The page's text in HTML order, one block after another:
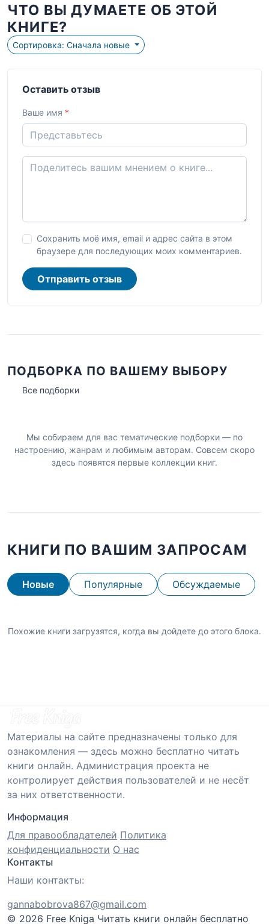
ЧТО ВЫ ДУМАЕТЕ ОБ ЭТОЙ
КНИГЕ?
Сортировка: Сначала новые
Оставить отзыв
Ваше имя *
Сохранить моё имя, email и адрес сайта в этом
браузере для последующих моих комментариев.
Отправить отзыв
ПОДБОРКА ПО ВАШЕМУ ВЫБОРУ
Все подборки
Мы собираем для вас тематические подборки — по
настроению, жанрам и любимым авторам. Совсем скоро
здесь появятся первые коллекции книг.
КНИГИ ПО ВАШИМ ЗАПРОСАМ
Новые Популярные Обсуждаемые
Похожие книги загрузятся, когда вы дойдете до этого блока.
Материалы на сайте предназначены только для
ознакомления — здесь можно бесплатно читать
книги онлайн. Администрация проекта не
контролирует действия пользователей и не несёт
за них ответственности.
Информация
Для правообладателей Политика
конфиденциальности О нас
Контакты
Наши контакты:
gannabobrova867@gmail.com
© 2026 Free Kniga Читать книги онлайн бесплатно